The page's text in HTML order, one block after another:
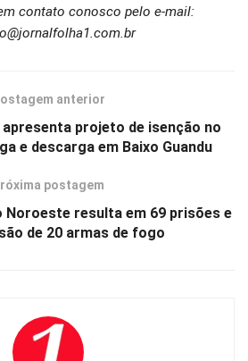
contato conosco pelo e-mail:
anterior
projeto de isenção no
e descarga em Baixo Guandu
postagem
Noroeste resulta em 69 prisões e
de 20 armas de fogo